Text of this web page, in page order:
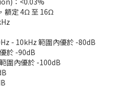
額定 4Ω 至 16Ω
- 10kHz 範圍內優於 -80dB
於 -90dB
圍內優於 -100dB